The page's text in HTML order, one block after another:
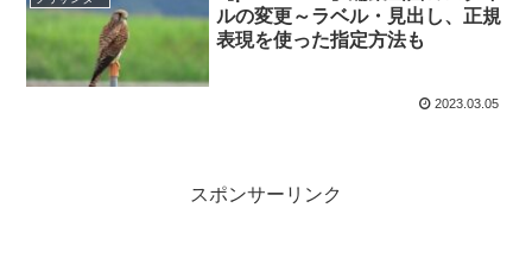
ルの変更～ラベル・見出し、正規
表現を使った指定方法も
2023.03.05
スポンサーリンク